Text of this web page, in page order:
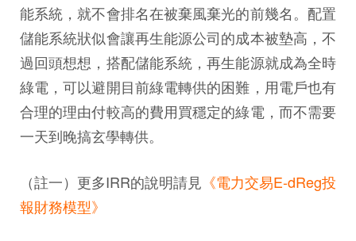
能系統，就不會排名在被棄風棄光的前幾名。配置
儲能系統狀似會讓再生能源公司的成本被墊高，不
過回頭想想，搭配儲能系統，再生能源就成為全時
綠電，可以避開目前綠電轉供的困難，用電戶也有
合理的理由付較高的費用買穩定的綠電，而不需要
一天到晚搞玄學轉供。
（註一）更多IRR的說明請見 《電力交易E-dReg投
報財務模型》